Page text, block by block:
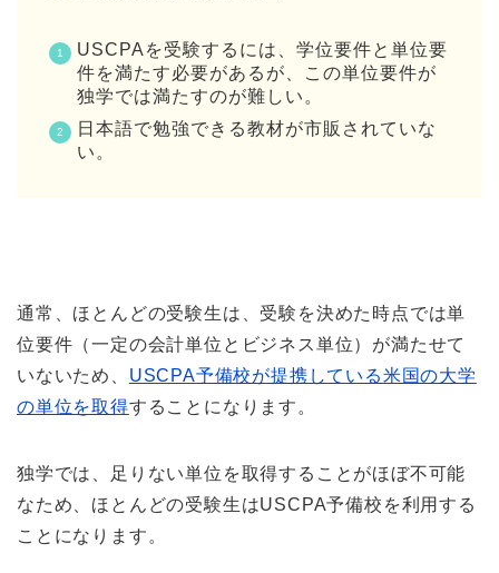
USCPAを受験するには、学位要件と単位要
件を満たす必要があるが、この単位要件が
独学では満たすのが難しい。
日本語で勉強できる教材が市販されていな
い。
通常、ほとんどの受験生は、受験を決めた時点では単
位要件（一定の会計単位とビジネス単位）が満たせて
いないため、 USCPA予備校が提携している米国の大学
の単位を取得することになります。
独学では、足りない単位を取得することがほぼ不可能
なため、ほとんどの受験生はUSCPA予備校を利用する
ことになります。